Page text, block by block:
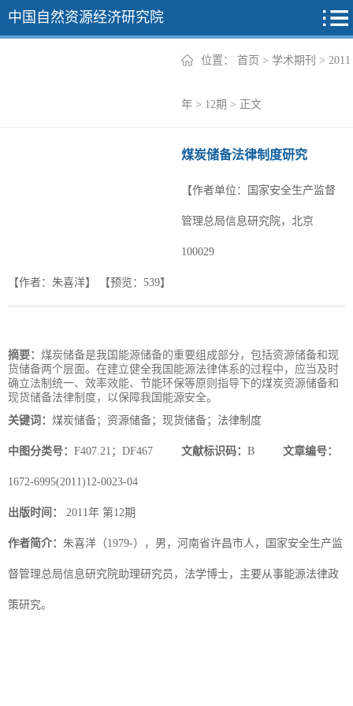
中国自然资源经济研究院
位置： 首页 > 学术期刊 > 2011
年 > 12期 > 正文
煤炭储备法律制度研究
【作者单位：国家安全生产监督
管理总局信息研究院，北京
100029
【作者：朱喜洋】 【预览： 539】
摘要： 煤炭储备是我国能源储备的重要组成部分，包括资源储备和现
货储备两个层面。在建立健全我国能源法律体系的过程中，应当及时
确立法制统一、效率效能、节能环保等原则指导下的煤炭资源储备和
现货储备法律制度，以保障我国能源安全。
关键词： 煤炭储备；资源储备；现货储备；法律制度
中图分类号： F407.21；DF467 文献标识码： B 文章编号：
1672-6995(2011)12-0023-04
出版时间： 2011年 第12期
作者简介： 朱喜洋（1979-），男，河南省许昌市人，国家安全生产监
督管理总局信息研究院助理研究员，法学博士，主要从事能源法律政
策研究。